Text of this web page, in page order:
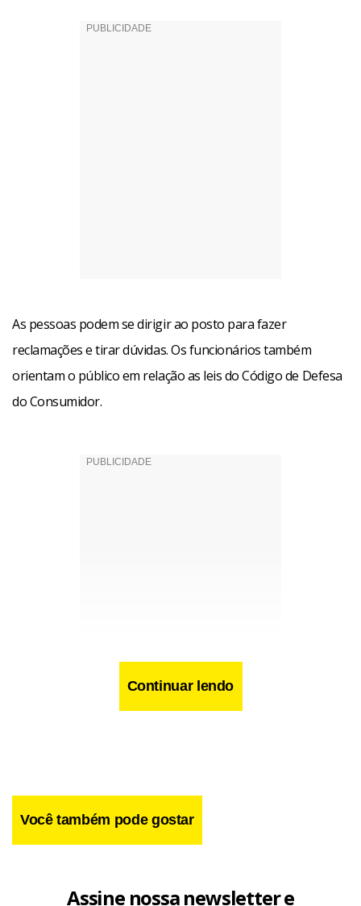
As pessoas podem se dirigir ao posto para fazer
reclamações e tirar dúvidas. Os funcionários também
orientam o público em relação as leis do Código de Defesa
do Consumidor.
Continuar lendo
Você também pode gostar
Assine nossa newsletter e